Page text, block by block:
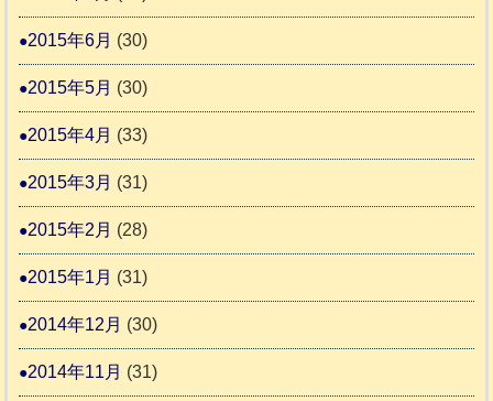
2015年6月 (30)
2015年5月 (30)
2015年4月 (33)
2015年3月 (31)
2015年2月 (28)
2015年1月 (31)
2014年12月 (30)
2014年11月 (31)